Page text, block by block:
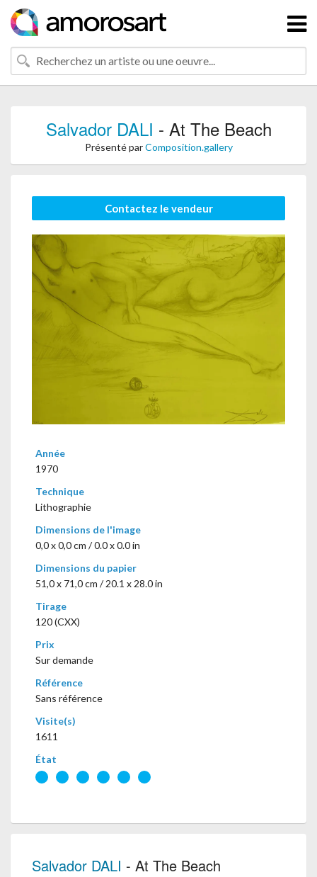
Salvador DALI - At The Beach
Présenté parComposition.gallery
Contactez le vendeur
Année
1970
Technique
Lithographie
Dimensions de l'image
0,0 x 0,0 cm / 0.0 x 0.0 in
Dimensions du papier
51,0 x 71,0 cm / 20.1 x 28.0 in
Tirage
120 (CXX)
Prix
Sur demande
Référence
Sans référence
Visite(s)
1611
État
Salvador DALI - At The Beach